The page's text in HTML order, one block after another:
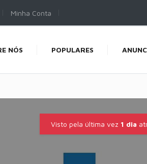
Minha Conta
NÓS POPULARES
Visto pela última vez 1 dia